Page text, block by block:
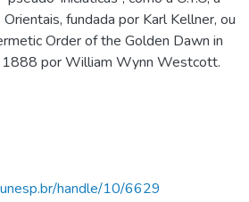
fundada por Karl Kellner, ou
Order of the Golden Dawn in
1888 por William Wynn Westcott.
handle/10/6629